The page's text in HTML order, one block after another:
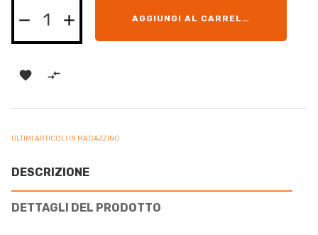
AGGIUNGI AL CARRELLO
 
ULTIMI ARTICOLI IN MAGAZZINO
DESCRIZIONE
DETTAGLI DEL PRODOTTO